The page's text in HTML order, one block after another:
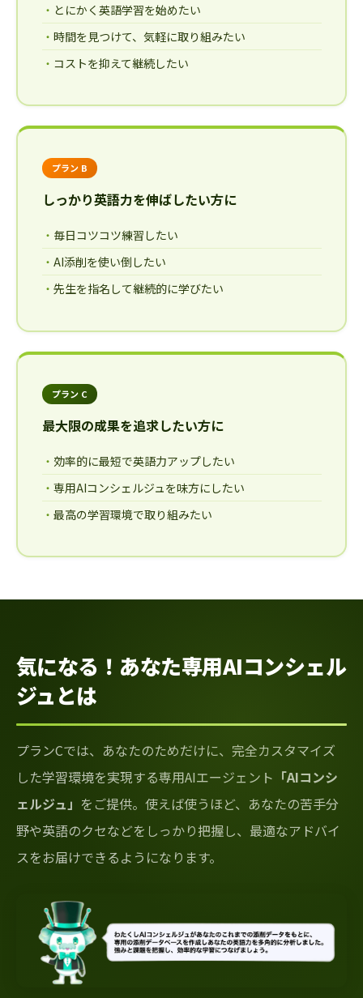
とにかく英語学習を始めたい
時間を見つけて、気軽に取り組みたい
コストを抑えて継続したい
プラン B
しっかり英語力を伸ばしたい方に
毎日コツコツ練習したい
AI添削を使い倒したい
先生を指名して継続的に学びたい
プラン C
最大限の成果を追求したい方に
効率的に最短で英語力アップしたい
専用AIコンシェルジュを味方にしたい
最高の学習環境で取り組みたい
気になる！あなた専用AIコンシェル
ジュとは
プランCでは、あなたのためだけに、完全カスタマイズ
した学習環境を実現する専用AIエージェント 「AIコンシ
ェルジュ」 をご提供。使えば使うほど、あなたの苦手分
野や英語のクセなどをしっかり把握し、最適なアドバイ
スをお届けできるようになります。